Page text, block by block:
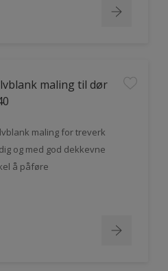
maling til dør
maling for treverk
og med god dekkevne
å påføre